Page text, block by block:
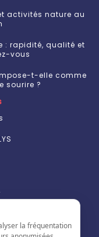
la fréquentation
activités nature au
: rapidité, qualité et
vous
t-elle comme
sourire ?